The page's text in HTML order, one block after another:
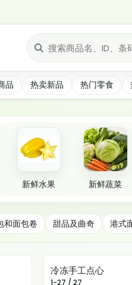
品 热卖新品 热门零食
新鲜水果 新鲜蔬菜
和面包卷 甜品及曲奇 港式
冷冻手工点心
1-27 / 27